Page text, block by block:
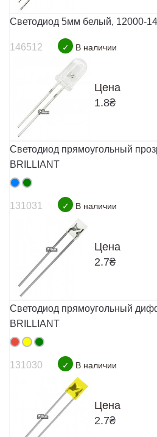
Светодиод 5мм белый, 12000-
146512 ✓ В наличии
Цена
1.8₴
Светодиод прямоугольный
BRILLIANT
131031 ✓ В наличии
Цена
2.7₴
Светодиод прямоугольный
BRILLIANT
131030 ✓ В наличии
Цена
2.7₴